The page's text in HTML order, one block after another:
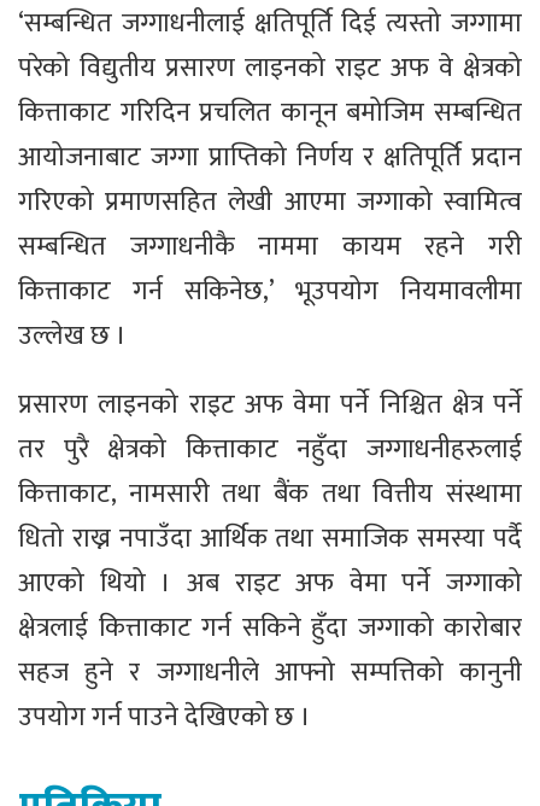
‘सम्बन्धित जग्गाधनीलाई क्षतिपूर्ति दिई त्यस्तो जग्गामा
परेको विद्युतीय प्रसारण लाइनको राइट अफ वे क्षेत्रको
कित्ताकाट गरिदिन प्रचलित कानून बमोजिम सम्बन्धित
आयोजनाबाट जग्गा प्राप्तिको निर्णय र क्षतिपूर्ति प्रदान
गरिएको प्रमाणसहित लेखी आएमा जग्गाको स्वामित्व
सम्बन्धित जग्गाधनीकै नाममा कायम रहने गरी
कित्ताकाट गर्न सकिनेछ,’ भूउपयोग नियमावलीमा
उल्लेख छ ।
प्रसारण लाइनको राइट अफ वेमा पर्ने निश्चित क्षेत्र पर्ने
तर पुरै क्षेत्रको कित्ताकाट नहुँदा जग्गाधनीहरुलाई
कित्ताकाट, नामसारी तथा बैंक तथा वित्तीय संस्थामा
धितो राख्न नपाउँदा आर्थिक तथा समाजिक समस्या पर्दै
आएको थियो । अब राइट अफ वेमा पर्ने जग्गाको
क्षेत्रलाई कित्ताकाट गर्न सकिने हुँदा जग्गाको कारोबार
सहज हुने र जग्गाधनीले आफ्नो सम्पत्तिको कानुनी
उपयोग गर्न पाउने देखिएको छ ।